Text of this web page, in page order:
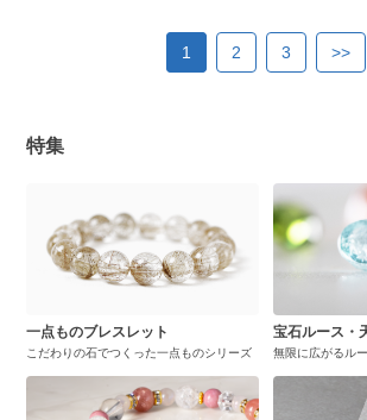
1 2 3 >>
特集
一点ものブレスレット
こだわりの石でつくった一点ものシリーズ
宝石ルース・
無限に広がるル